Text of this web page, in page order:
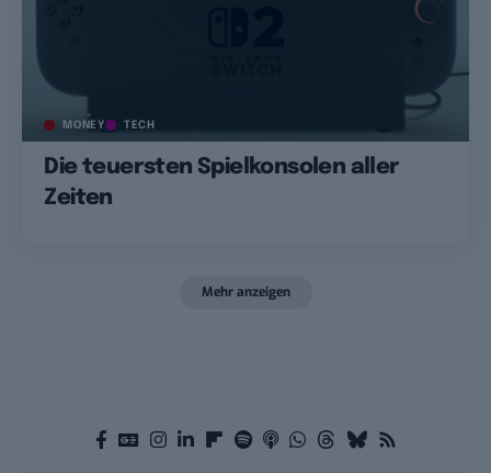
MONEY TECH
Die teuersten Spielkonsolen aller
Zeiten
Mehr anzeigen